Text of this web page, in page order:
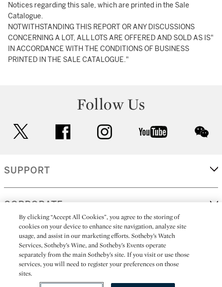
Notices regarding this sale, which are printed in the Sale
Catalogue.
NOTWITHSTANDING THIS REPORT OR ANY DISCUSSIONS
CONCERNING A LOT, ALL LOTS ARE OFFERED AND SOLD AS IS"
IN ACCORDANCE WITH THE CONDITIONS OF BUSINESS
PRINTED IN THE SALE CATALOGUE."
Follow Us
facebook instagram youtube
SUPPORT
CORPORATE
MORE...
All alcoholic beverage sales in New York are made solely by
By clicking “Accept All Cookies”, you agree to the storing of
cookies on your device to enhance site navigation, analyze site
usage, and assist in our marketing efforts. Sotheby’s Watch
Services, Sotheby’s Wine, and Sotheby’s Events operate
separately from the main Sotheby’s site. If you visit or use those
services, you will need to register your preferences on those
sites.